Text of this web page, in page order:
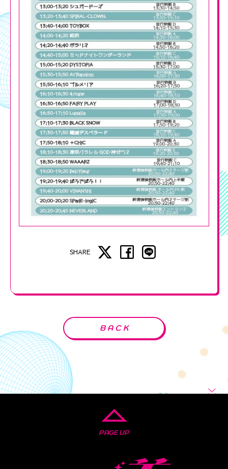
SHARE
BACK
PAGE UP